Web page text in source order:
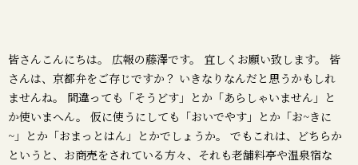
皆さんこんにちは。 広報の藤澤です。 宜しくお願い致します。 皆
さんは、京都弁をご存じですか？ いきなりなんだと思うかもしれ
ませんね。 間違っても「そうどす」とか「あらしゃいません」と
か使いまへん。 仮に使うにしても「おいでやす」とか「お~きに
~」とか「おまっとはん」とかでしょうか。 でもこれは、どちらか
というと、お商売をされている方々、それも老舗料亭や温泉宿な